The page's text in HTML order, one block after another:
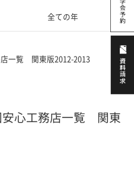
全ての年
一覧 関東版2012-2013
心工務店一覧 関東